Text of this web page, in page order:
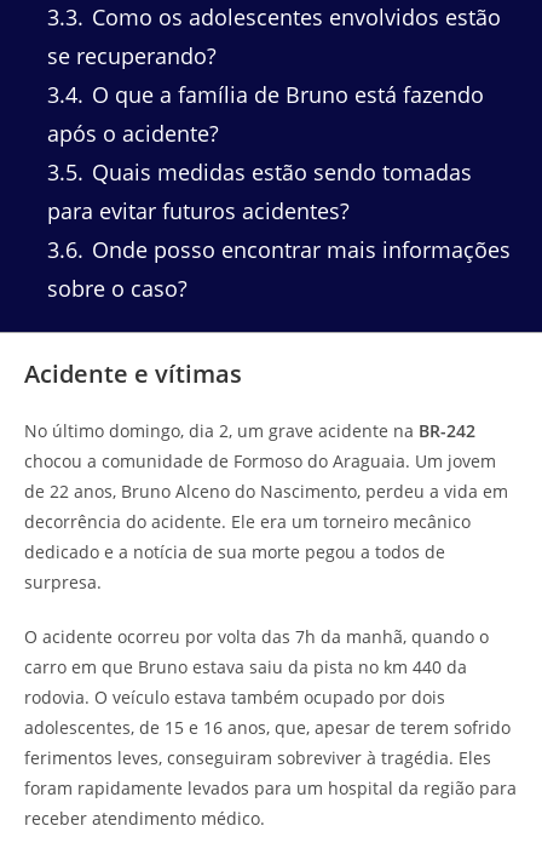
3.3 Como os adolescentes envolvidos estão
se recuperando?
3.4 O que a família de Bruno está fazendo
após o acidente?
3.5 Quais medidas estão sendo tomadas
para evitar futuros acidentes?
3.6 Onde posso encontrar mais informações
sobre o caso?
Acidente e vítimas
No último domingo, dia 2, um grave acidente na BR-242
chocou a comunidade de Formoso do Araguaia. Um jovem
de 22 anos, Bruno Alceno do Nascimento, perdeu a vida em
decorrência do acidente. Ele era um torneiro mecânico
dedicado e a notícia de sua morte pegou a todos de
surpresa.
O acidente ocorreu por volta das 7h da manhã, quando o
carro em que Bruno estava saiu da pista no km 440 da
rodovia. O veículo estava também ocupado por dois
adolescentes, de 15 e 16 anos, que, apesar de terem sofrido
ferimentos leves, conseguiram sobreviver à tragédia. Eles
foram rapidamente levados para um hospital da região para
receber atendimento médico.